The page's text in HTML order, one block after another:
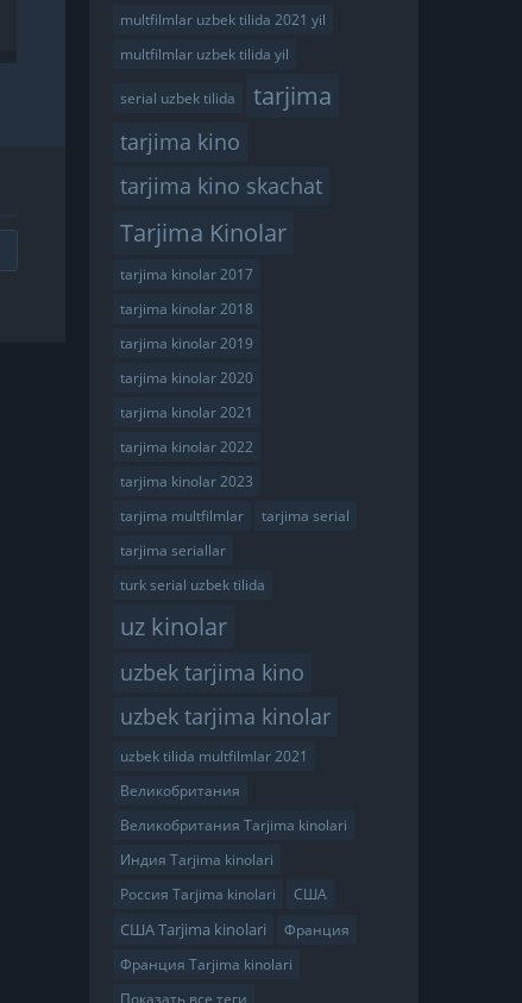
SHAKARLI BODOM 1
multfilmlar uzbek tilida 2021 yil
multfilmlar uzbek tilida yil
serial uzbek tilida tarjima
tarjima kino
tarjima kino skachat
Tarjima Kinolar
tarjima kinolar 2017
tarjima kinolar 2018
tarjima kinolar 2019
tarjima kinolar 2020
tarjima kinolar 2021
tarjima kinolar 2022
tarjima kinolar 2023
tarjima multfilmlar
tarjima serial
tarjima seriallar
turk serial uzbek tilida
uz kinolar
uzbek tarjima kino
uzbek tarjima kinolar
uzbek tilida multfilmlar 2021
Великобритания
Великобритания Tarjima kinolari
Индия Tarjima kinolari
Россия Tarjima kinolari
США
США Tarjima kinolari
Франция
Франция Tarjima kinolari
Показать все теги